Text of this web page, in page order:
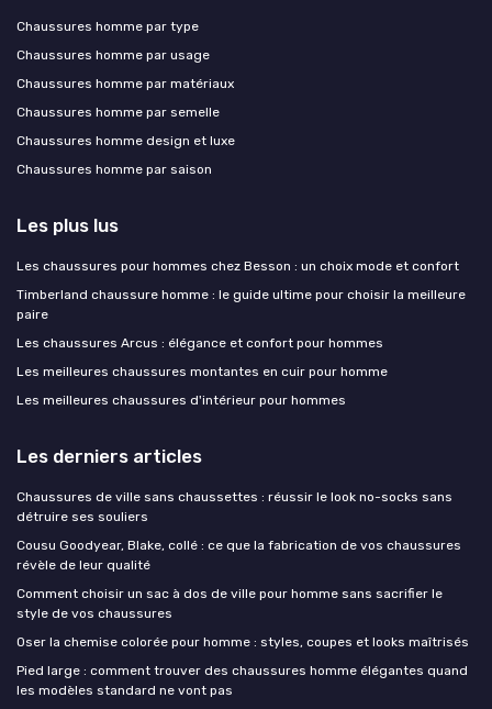
Chaussures homme par type
Chaussures homme par usage
Chaussures homme par matériaux
Chaussures homme par semelle
Chaussures homme design et luxe
Chaussures homme par saison
Les plus lus
Les chaussures pour hommes chez Besson : un choix mode et confort
Timberland chaussure homme : le guide ultime pour choisir la meilleure
paire
Les chaussures Arcus : élégance et confort pour hommes
Les meilleures chaussures montantes en cuir pour homme
Les meilleures chaussures d'intérieur pour hommes
Les derniers articles
Chaussures de ville sans chaussettes : réussir le look no-socks sans
détruire ses souliers
Cousu Goodyear, Blake, collé : ce que la fabrication de vos chaussures
révèle de leur qualité
Comment choisir un sac à dos de ville pour homme sans sacrifier le
style de vos chaussures
Oser la chemise colorée pour homme : styles, coupes et looks maîtrisés
Pied large : comment trouver des chaussures homme élégantes quand
les modèles standard ne vont pas